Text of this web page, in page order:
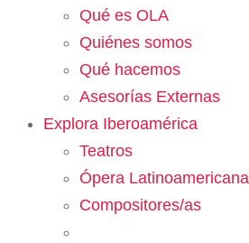
Qué es OLA
Quiénes somos
Qué hacemos
Asesorías Externas
Explora Iberoamérica
Teatros
Ópera Latinoamericana
Compositores/as